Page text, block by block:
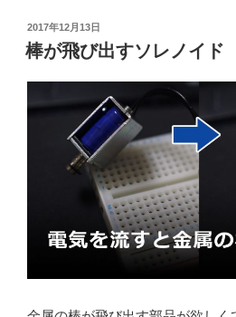
投
稿
日:
2017年12月13日
棒が飛び出すソレノイド